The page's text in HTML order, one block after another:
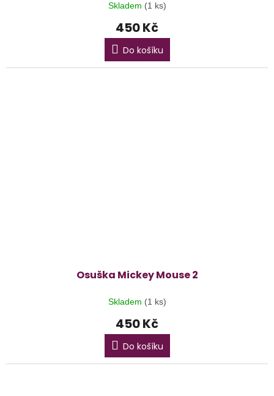
Skladem (1 ks)
450 Kč
Do košíku
Osuška Mickey Mouse 2
Skladem (1 ks)
450 Kč
Do košíku